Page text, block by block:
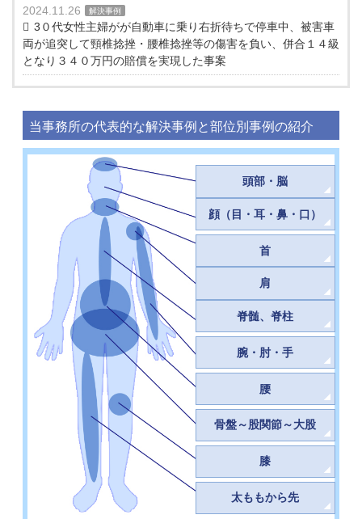
2024.11.26 解決事例
3０代女性主婦がが自動車に乗り右折待ちで停車中、被害車
両が追突して頸椎捻挫・腰椎捻挫等の傷害を負い、併合１４級
となり３４０万円の賠償を実現した事案
当事務所の代表的な解決事例と部位別事例の紹介
頭部・脳
顔（目・耳・鼻・口）
首
肩
脊髄、脊柱
腕・肘・手
腰
骨盤～股関節～大股
膝
太ももから先